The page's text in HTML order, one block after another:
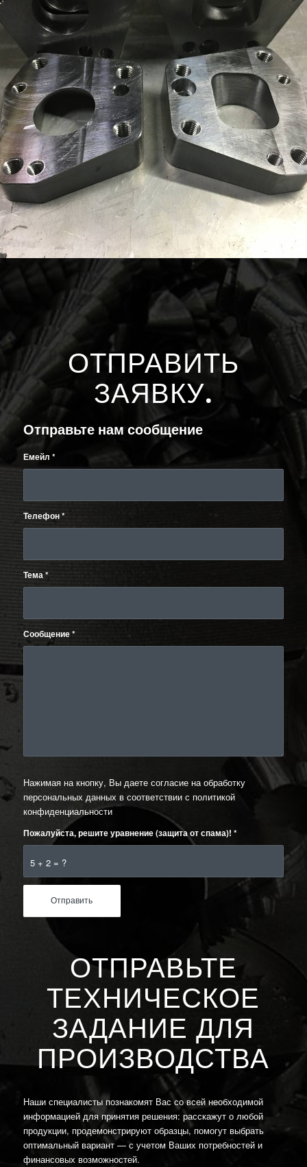
ОТПРАВИТЬ
ЗАЯВКУ.
Отправьте нам сообщение
Емейл *
Телефон*
Тема*
Сообщение*
Нажимая на кнопку, Вы даете согласие на обработку
персональных данных в соответствии с политикой
конфиденциальности
5 + 2 = ?
Пожалуйста, решите уравнение (защита от спама)! *
ОТПРАВЬТЕ
ТЕХНИЧЕСКОЕ
ЗАДАНИЕ ДЛЯ
ПРОИЗВОДСТВА
Наши специалисты познакомят Вас со всей необходимой
информацией для принятия решения: расскажут о любой
продукции, продемонстрируют образцы, помогут выбрать
оптимальный вариант — с учетом Ваших потребностей и
финансовых возможностей.